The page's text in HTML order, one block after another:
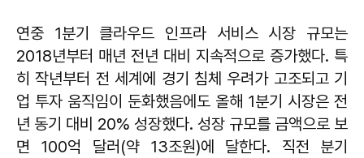
연중 1분기 클라우드 인프라 서비스 시장 규모는
2018년부터 매년 전년 대비 지속적으로 증가했다. 특
히 작년부터 전 세계에 경기 침체 우려가 고조되고 기
업 투자 움직임이 둔화했음에도 올해 1분기 시장은 전
년 동기 대비 20% 성장했다. 성장 규모를 금액으로 보
면 100억 달러(약 13조원)에 달한다. 직전 분기